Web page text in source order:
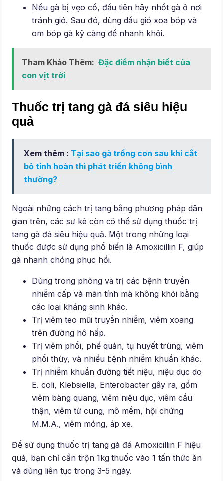
Nếu gà bị vẹo cổ, đầu tiên hãy nhốt gà ở nơi
tránh gió. Sau đó, dùng dầu gió xoa bóp và
om bóp gà kỹ càng để nhanh khỏi.
Tham Khảo Thêm: Đặc điểm nhận biết của
con vịt trời
Thuốc trị tang gà đá siêu hiệu
quả
Xem thêm : Tại sao gà trống con sau khi cắt
bỏ tinh hoàn thì phát triển không bình
thường?
Ngoài những cách trị tang bằng phương pháp dân
gian trên, các sư kê còn có thể sử dụng thuốc trị
tang gà đá siêu hiệu quả. Một trong những loại
thuốc được sử dụng phổ biến là Amoxicillin F, giúp
gà nhanh chóng phục hồi.
Dùng trong phòng và trị các bệnh truyền
nhiễm cấp và mãn tính mà không khỏi bằng
các loại kháng sinh khác.
Trị viêm teo mũi truyền nhiễm, viêm xoang
trên đường hô hấp.
Trị viêm phổi, phế quản, tụ huyết trùng, viêm
phổi thùy, và nhiều bệnh nhiễm khuẩn khác.
Trị nhiễm khuẩn đường tiết niệu, niệu dục do
E. coli, Klebsiella, Enterobacter gây ra, gồm
viêm bàng quang, viêm niệu dục, viêm cầu
thận, viêm tử cung, mô mềm, hội chứng
M.M.A., viêm móng, áp xe.
Để sử dụng thuốc trị tang gà đá Amoxicillin F hiệu
quả, bạn chỉ cần trộn 1kg thuốc vào 1 tấn thức ăn
và dùng liên tục trong 3-5 ngày.